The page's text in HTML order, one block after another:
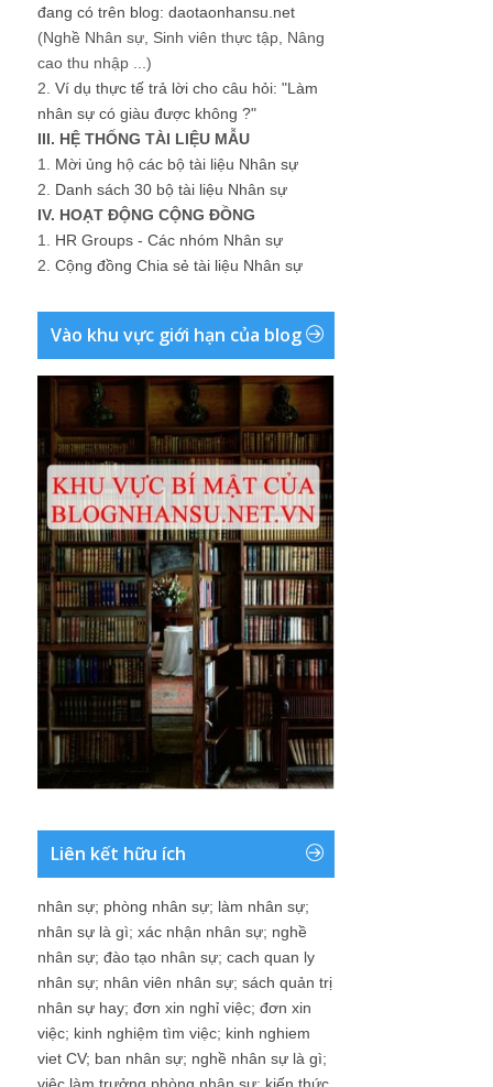
đang có trên blog: daotaonhansu.net
(Nghề Nhân sự, Sinh viên thực tập, Nâng
cao thu nhập ...)
2. Ví dụ thực tế trả lời cho câu hỏi: "Làm
nhân sự có giàu được không ?"
III. HỆ THỐNG TÀI LIỆU MẪU
1. Mời ủng hộ các bộ tài liệu Nhân sự
2. Danh sách 30 bộ tài liệu Nhân sự
IV. HOẠT ĐỘNG CỘNG ĐỒNG
1. HR Groups - Các nhóm Nhân sự
2. Cộng đồng Chia sẻ tài liệu Nhân sự
Vào khu vực giới hạn của blog
Liên kết hữu ích
nhân sự; phòng nhân sự; làm nhân sự;
nhân sự là gì; xác nhận nhân sự; nghề
nhân sự; đào tạo nhân sự; cach quan ly
nhân sự; nhân viên nhân sự; sách quản trị
nhân sự hay; đơn xin nghỉ việc; đơn xin
việc; kinh nghiệm tìm việc; kinh nghiem
viet CV; ban nhân sự; nghề nhân sự là gì;